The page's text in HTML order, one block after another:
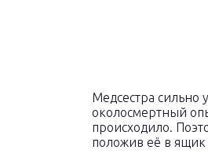
Медсестра сильно
околосмертный
происходило.
положив её в